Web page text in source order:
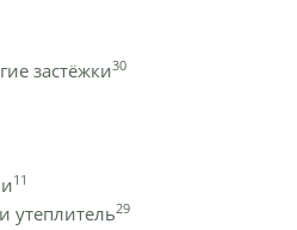
застёжки30
11
утеплитель29